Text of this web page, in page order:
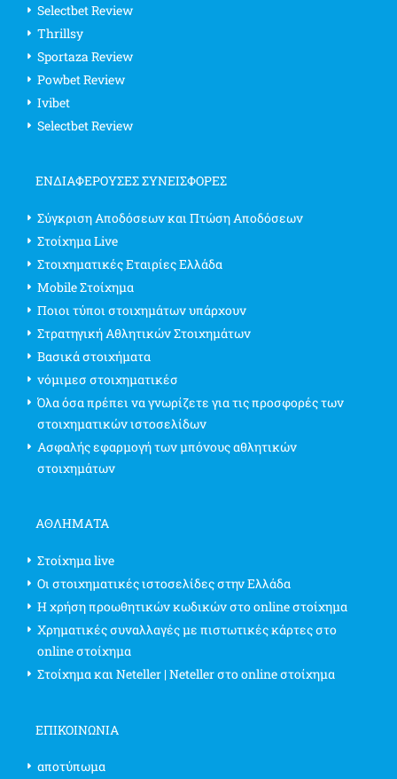
Selectbet Review
Thrillsy
Sportaza Review
Powbet Review
Ivibet
Selectbet Review
ΕΝΔΙΑΦΈΡΟΥΣΕΣ ΣΥΝΕΙΣΦΟΡΈΣ
Σύγκριση Αποδόσεων και Πτώση Αποδόσεων
Στοίχημα Live
Στοιχηματικές Εταιρίες Ελλάδα
Mobile Στοίχημα
Ποιοι τύποι στοιχημάτων υπάρχουν
Στρατηγική Αθλητικών Στοιχημάτων
Βασικά στοιχήματα
νόμιμεσ στοιχηματικέσ
Όλα όσα πρέπει να γνωρίζετε για τις προσφορές των
στοιχηματικών ιστοσελίδων
Ασφαλής εφαρμογή των μπόνους αθλητικών
στοιχημάτων
ΑΘΛΗΜΑΤΑ
Στοίχημα live
Οι στοιχηματικές ιστοσελίδες στην Ελλάδα
Η χρήση προωθητικών κωδικών στο online στοίχημα
Χρηματικές συναλλαγές με πιστωτικές κάρτες στο
online στοίχημα
Στοίχημα και Neteller | Neteller στο online στοίχημα
ΕΠΙΚΟΙΝΩΝΊΑ
αποτύπωμα